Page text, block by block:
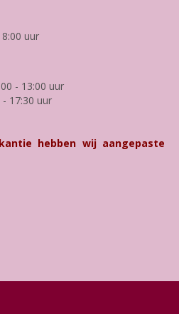
uur
- 13:00 uur
17:30 uur
hebben wij aangepaste